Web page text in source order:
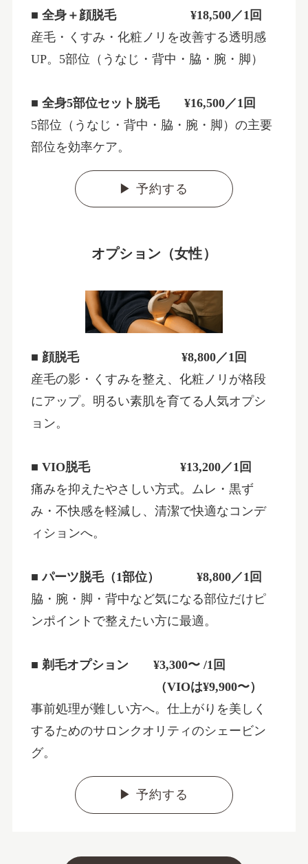
■ 全身＋顔脱毛 ¥18,500／1回
産毛・くすみ・化粧ノリを改善する透明感
UP。5部位（うなじ・背中・脇・腕・脚）
■ 全身5部位セット脱毛
¥16,500／1回
5部位（うなじ・背中・脇・腕・脚）の主要
部位を効率ケア。
▶ 予約する
オプション（女性）
■ 顔脱毛 ¥8,800／1回
産毛の影・くすみを整え、化粧ノリが格段
にアップ。明るい素肌を育てる人気オプシ
ョン。
■ VIO脱毛
¥13,200／1回
痛みを抑えたやさしい方式。ムレ・黒ず
み・不快感を軽減し、清潔で快適なコンデ
ィションへ。
■ パーツ脱毛（1部位）
¥8,800／1回
脇・腕・脚・背中など気になる部位だけピ
ンポイントで整えたい方に最適。
■ 剃毛オプション ¥3,300〜 /1回
（VIOは¥9,900〜）
事前処理が難しい方へ。仕上がりを美しく
するためのサロンクオリティのシェービン
グ。
▶ 予約する